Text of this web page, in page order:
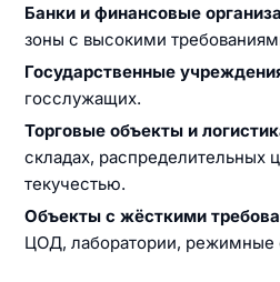
Банки и финансовые
зоны с высокими
Государственные
госслужащих.
Торговые объекты и
складах, распределительных
текучестью.
Объекты с жёсткими
ЦОД, лаборатории, режимные